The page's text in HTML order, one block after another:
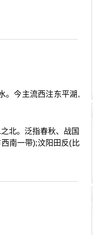
。今主流西注东平湖,
北。泛指春秋、战国
南一带);汶阳田反(比